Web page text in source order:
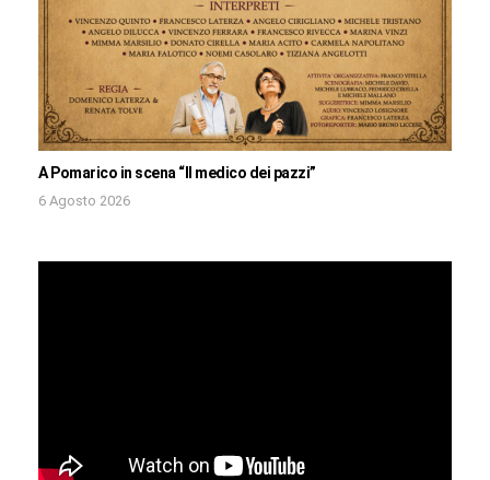
A Pomarico in scena “Il medico dei pazzi”
6 Agosto 2026